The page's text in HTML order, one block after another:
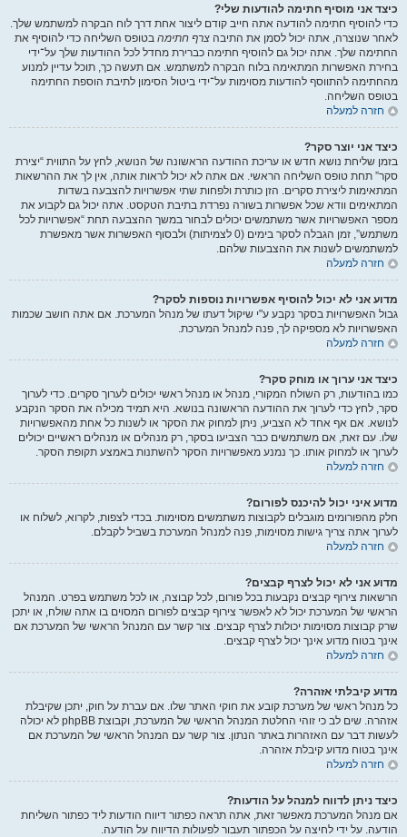
כיצד אני מוסיף חתימה להודעות שלי?
כדי להוסיף חתימה להודעה אתה חייב קודם ליצור אחת דרך לוח הבקרה למשתמש שלך.
לאחר שנוצרה, אתה יכול לסמן את התיבה צרף חתימה בטופס השליחה כדי להוסיף את
החתימה שלך. אתה יכול גם להוסיף חתימה כברירת מחדל לכל ההודעות שלך על־ידי
בחירת האפשרות המתאימה בלוח הבקרה למשתמש. אם תעשה כך, תוכל עדיין למנוע
מהחתימה להתווסף להודעות מסוימות על־ידי ביטול הסימון לתיבת הוספת החתימה
בטופס השליחה.
חזרה למעלה
כיצד אני יוצר סקר?
בזמן שליחת נושא חדש או עריכת ההודעה הראשונה של הנושא, לחץ על התווית “יצירת
סקר” תחת טופס השליחה הראשי. אם אתה לא יכול לראות אותה, אין לך את ההרשאות
המתאימות ליצירת סקרים. הזן כותרת ולפחות שתי אפשרויות להצבעה בשדות
המתאימים וודא שכל אפשרות בשורה נפרדת בתיבת הטקסט. אתה יכול גם לקבוע את
מספר האפשרויות אשר משתמשים יכולים לבחור במשך ההצבעה תחת “אפשרויות לכל
משתמש”, זמן הגבלה לסקר בימים (0 לצמיתות) ולבסוף האפשרות אשר מאפשרת
למשתמשים לשנות את ההצבעות שלהם.
חזרה למעלה
מדוע אני לא יכול להוסיף אפשרויות נוספות לסקר?
גבול האפשרויות בסקר נקבע ע"י שיקול דעתו של מנהל המערכת. אם אתה חושב שכמות
האפשרויות לא מספיקה לך, פנה למנהל המערכת.
חזרה למעלה
כיצד אני ערוך או מוחק סקר?
כמו בהודעות, רק השולח המקורי, מנהל או מנהל ראשי יכולים לערוך סקרים. כדי לערוך
סקר, לחץ כדי לערוך את ההודעה הראשונה בנושא. היא תמיד מכילה את הסקר הנקבע
לנושא. אם אף אחד לא הצביע, ניתן למחוק את הסקר או לשנות כל אחת מהאפשרויות
שלו. עם זאת, אם משתמשים כבר הצביעו בסקר, רק מנהלים או מנהלים ראשיים יכולים
לערוך או למחוק אותו. כך נמנע מאפשרויות הסקר להשתנות באמצע תקופת הסקר.
חזרה למעלה
מדוע איני יכול להיכנס לפורום?
חלק מהפורומים מוגבלים לקבוצות משתמשים מסוימות. בכדי לצפות, לקרוא, לשלוח או
לערוך אתה צריך גישות מסוימות, פנה למנהל המערכת בשביל לקבלם.
חזרה למעלה
מדוע אני לא יכול לצרף קבצים?
הרשאות צירוף קבצים נקבעות בכל פורום, לכל קבוצה, או לכל משתמש בפרט. המנהל
הראשי של המערכת יכול לא לאפשר צירוף קבצים לפורום המסוים בו אתה שולח, או יתכן
שרק קבוצות מסוימות יכולות לצרף קבצים. צור קשר עם המנהל הראשי של המערכת אם
אינך בטוח מדוע אינך יכול לצרף קבצים.
חזרה למעלה
מדוע קיבלתי אזהרה?
כל מנהל ראשי של מערכת קובע את חוקי האתר שלו. אם עברת על חוק, יתכן שקיבלת
אזהרה. שים לב כי זוהי החלטת המנהל הראשי של המערכת, וקבוצת phpBB לא יכולה
לעשות דבר עם האזהרות באתר הנתון. צור קשר עם המנהל הראשי של המערכת אם
אינך בטוח מדוע קיבלת אזהרה.
חזרה למעלה
כיצד ניתן לדווח למנהל על הודעות?
אם מנהל המערכת מאפשר זאת, אתה תראה כפתור דיווח הודעות ליד כפתור השליחת
הודעה. על ידי לחיצה על הכפתור תעבור לפעולות הדיווח על הודעה.